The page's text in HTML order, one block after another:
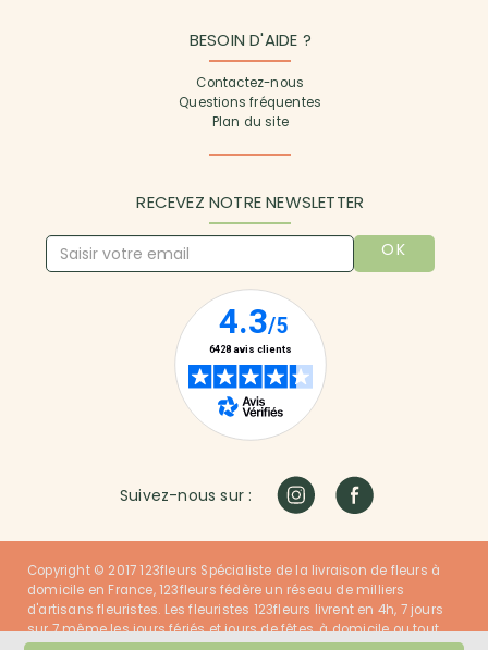
BESOIN D'AIDE ?
Contactez-nous
Questions fréquentes
Plan du site
RECEVEZ NOTRE NEWSLETTER
OK
Suivez-nous sur :
Copyright © 2017 123fleurs Spécialiste de la livraison de fleurs à
domicile en France, 123fleurs fédère un réseau de milliers
d'artisans fleuristes. Les fleuristes 123fleurs livrent en 4h, 7 jours
sur 7 même les jours fériés et jours de fêtes, à domicile ou tout